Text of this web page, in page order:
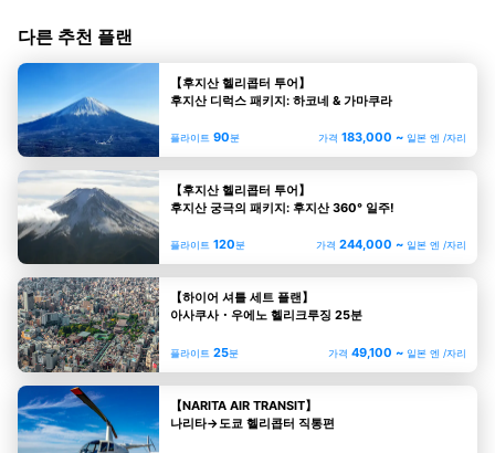
다른 추천 플랜
【후지산 헬리콥터 투어】
후지산 디럭스 패키지: 하코네 & 가마쿠라
플라이트 90분 가격 183,000 ~ 일본 엔 /자리
【후지산 헬리콥터 투어】
후지산 궁극의 패키지: 후지산 360° 일주!
플라이트 120분 가격 244,000 ~ 일본 엔 /자리
【하이어 셔틀 세트 플랜】
아사쿠사・우에노 헬리크루징 25분
플라이트 25분 가격 49,100 ~ 일본 엔 /자리
【NARITA AIR TRANSIT】
나리타→도쿄 헬리콥터 직통편